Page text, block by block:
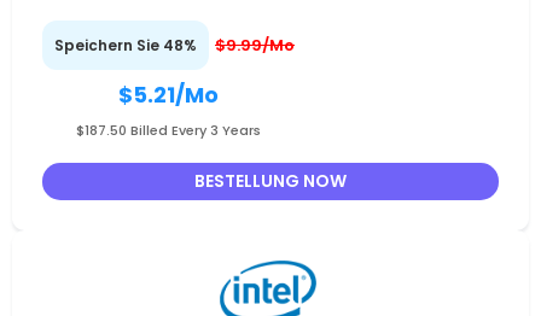
Speichern Sie 48% $9.99/Mo
$5.21/Mo
$187.50 Billed Every 3 Years
BESTELLUNG NOW